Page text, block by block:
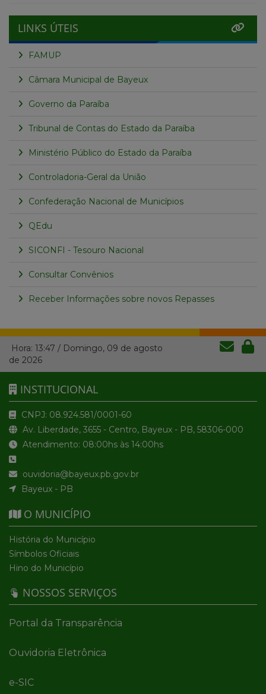
LINKS ÚTEIS
FAMUP
Câmara Municipal de Bayeux
Governo da Paraíba
Tribunal de Contas do Estado da Paraíba
Ministério Público do Estado da Paraíba
Controladoria-Geral da União
Confederação Nacional de Municípios
QEdu
SICONFI - Tesouro Nacional
Consultar Convênios
Receber Informações sobre novos Repasses
Hora: 13:47 / Domingo, 09 de agosto
de 2026
INSTITUCIONAL
CNPJ: 08.924.581/0001-60
Av. Liberdade, 3655 - Centro, Bayeux - PB, 58306-000
Atendimento: 08:00hs às 14:00hs
ouvidoria@bayeux.pb.gov.br
Bayeux - PB
O MUNICÍPIO
História do Município
Símbolos Oficiais
Hino do Município
NOSSOS SERVIÇOS
Portal da Transparência
Ouvidoria Eletrônica
e-SIC